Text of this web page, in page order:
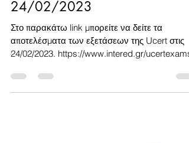
24 Φεβ 2023 διαβάστηκε 1 λεπτά
Αποτελέσματα εξετάσεων Ucert
24/02/2023
αποτελέσματα των εξετάσεων της Ucert στις
24/02/2023. https://www.intered.gr/ucertexams